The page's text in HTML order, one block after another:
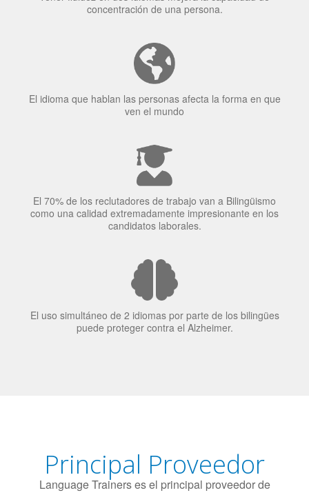
El idioma que hablan las personas afecta la forma en que
ven el mundo
El 70% de los reclutadores de trabajo van a Bilingüismo
como una calidad extremadamente impresionante en los
candidatos laborales.
El uso simultáneo de 2 idiomas por parte de los bilingües
puede proteger contra el Alzheimer.
Principal Proveedor
Language Trainers es el principal proveedor de